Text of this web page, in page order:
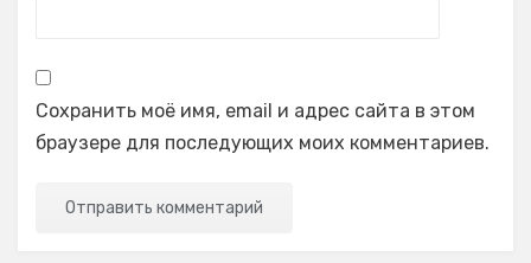
Сохранить моё имя, email и адрес сайта в этом
браузере для последующих моих комментариев.